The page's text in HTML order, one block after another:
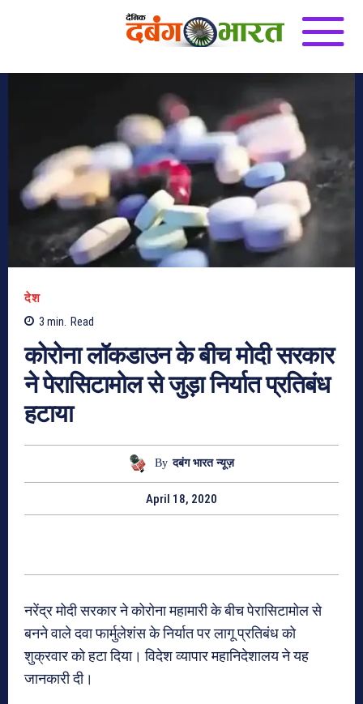
देश
3 min. Read
कोरोना लॉकडाउन के बीच मोदी सरकार
ने पेरासिटामोल से जुड़ा निर्यात प्रतिबंध
हटाया
By दबंग भारत न्यूज़
April 18, 2020
नरेंद्र मोदी सरकार ने कोरोना महामारी के बीच पेरासिटामोल से
बनने वाले दवा फार्मुलेशंस के निर्यात पर लागू प्रतिबंध को
शुक्रवार को हटा दिया। विदेश व्यापार महानिदेशालय ने यह
जानकारी दी।